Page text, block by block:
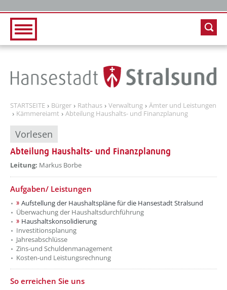
STARTSEITE Bürger Rathaus Verwaltung
Ämter und Leistungen
Kämmereiamt
Abteilung Haushalts- und Finanzplanung
Vorlesen
Abteilung Haushalts- und Finanzplanung
??? absaetzeOben[1]/titel ???
Leitung: Markus Borbe
??? absaetzeUnten[1]/titel ???
Aufgaben/ Leistungen
Aufstellung der Haushaltspläne für die Hansestadt Stralsund
Überwachung der Haushaltsdurchführung
Haushaltskonsolidierung
Investitionsplanung
Jahresabschlüsse
Zins-und Schuldenmanagement
Kosten-und Leistungsrechnung
??? absaetzeUnten[2]/titel ???
So erreichen Sie uns